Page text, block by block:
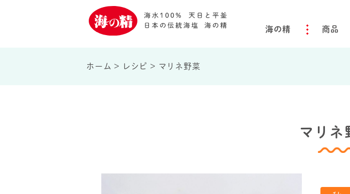
海の精 商品
ホーム > レシピ > マリネ野菜
マリネ